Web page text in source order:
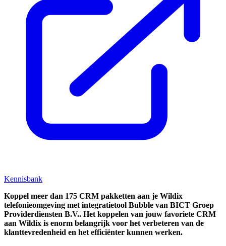
Kennisbank
Koppel meer dan 175 CRM pakketten aan je Wildix
telefonieomgeving met integratietool Bubble van BICT Groep
Providerdiensten B.V.. Het koppelen van jouw favoriete CRM
aan Wildix is enorm belangrijk voor het verbeteren van de
klanttevredenheid en het efficiënter kunnen werken.